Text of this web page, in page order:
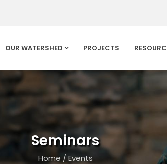
OUR WATERSHED PROJECTS
Seminars
Home / Events